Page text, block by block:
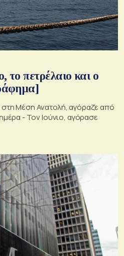
το πετρέλαιο και ο
στη Μέση Ανατολή, αγόραζε από
- Τον Ιούνιο, αγόρασε